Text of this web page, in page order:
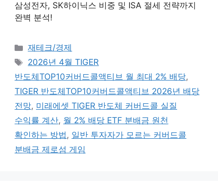
삼성전자, SK하이닉스 비중 및 ISA 절세 전략까지
완벽 분석!
카테고리
재테크/경제
태그
2026년 4월 TIGER
반도체TOP10커버드콜액티브 월 최대 2% 배당,
TIGER 반도체TOP10커버드콜액티브 2026년 배당
전망, 미래에셋 TIGER 반도체 커버드콜 실질
수익률 계산, 월 2% 배당 ETF 분배금 원천
확인하는 방법, 일반 투자자가 모르는 커버드콜
분배금 제로섬 게임